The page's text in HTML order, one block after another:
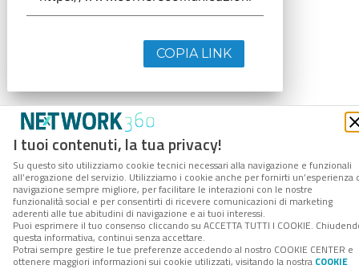
I tuoi contenuti, la tua privacy!
Su questo sito utilizziamo cookie tecnici necessari alla navigazione e funzionali
all’erogazione del servizio. Utilizziamo i cookie anche per fornirti un’esperienza
navigazione sempre migliore, per facilitare le interazioni con le nostre
funzionalità social e per consentirti di ricevere comunicazioni di marketing
aderenti alle tue abitudini di navigazione e ai tuoi interessi.
Puoi esprimere il tuo consenso cliccando su ACCETTA TUTTI I COOKIE.
questa informativa, continui senza accettare.
Potrai sempre gestire le tue preferenze accedendo al nostro COOKIE CENTER e
ottenere maggiori informazioni sui cookie utilizzati, visitando la nostra COOKIE
COPIA LINK